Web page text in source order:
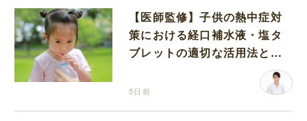
【医師監修】子供の熱中症対
策における経口補水液・塩タ
ブレットの適切な活用法と水
5日前